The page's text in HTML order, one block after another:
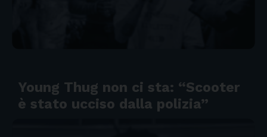
Young Thug non ci sta: “Scooter
è stato ucciso dalla polizia”